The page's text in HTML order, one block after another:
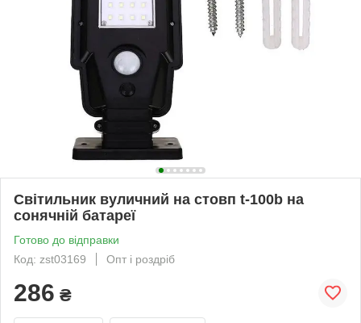
Світильник вуличний на стовп t-100b на
сонячній батареї
Готово до відправки
Код: zst03169
Опт і роздріб
286 ₴